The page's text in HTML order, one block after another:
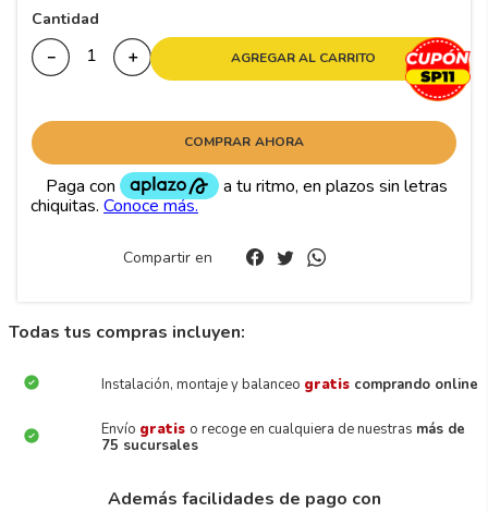
Cantidad
＋
－ AGREGAR AL CARRITO
COMPRAR AHORA
Compartir en
Todas tus compras incluyen:
Instalación, montaje y balanceo gratis comprando online
Envío gratis o recoge en cualquiera de nuestras más de
75 sucursales
Además facilidades de pago con